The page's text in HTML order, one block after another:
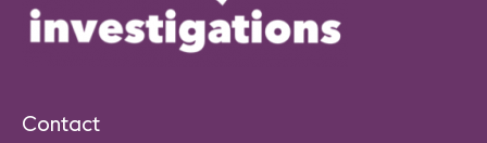
Contact